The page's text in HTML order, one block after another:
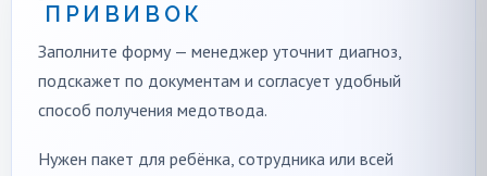
ПРИВИВОК
Заполните форму — менеджер уточнит диагноз,
подскажет по документам и согласует удобный
способ получения медотвода.
Нужен пакет для ребёнка, сотрудника или всей